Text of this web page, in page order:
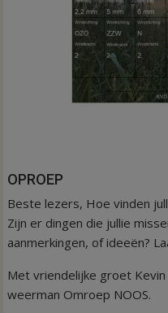
OPROEP
Beste lezers, Hoe vinden
Zijn er dingen die jullie
aanmerkingen, of ideeën?
Met vriendelijke groet
weerman Omroep NOOS.